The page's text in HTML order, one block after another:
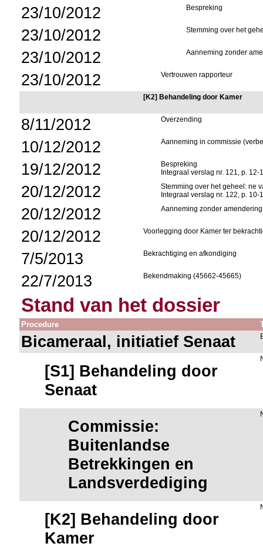
23/10/2012 Bespreking
23/10/2012 Stemming over het
23/10/2012 Aanneming zonder
23/10/2012 Vertrouwen rapporteur
[K2] Behandeling door Kamer
8/11/2012 Overzending
10/12/2012 Aanneming in commissie
19/12/2012
Bespreking
Integraal verslag nr. 121, p. 12-
20/12/2012
Stemming over het geheel: ne
Integraal verslag nr. 122, p. 10-
20/12/2012 Aanneming zonder amendering
20/12/2012 Voorlegging door Kamer ter
7/5/2013 Bekrachtiging en afkondiging
22/7/2013 Bekendmaking (45662-45665)
Stand van het dossier
Procedure
Bicameraal, initiatief Senaat
[S1] Behandeling door
Senaat
Commissie:
Buitenlandse
Betrekkingen en
Landsverdediging
[K2] Behandeling door
Kamer